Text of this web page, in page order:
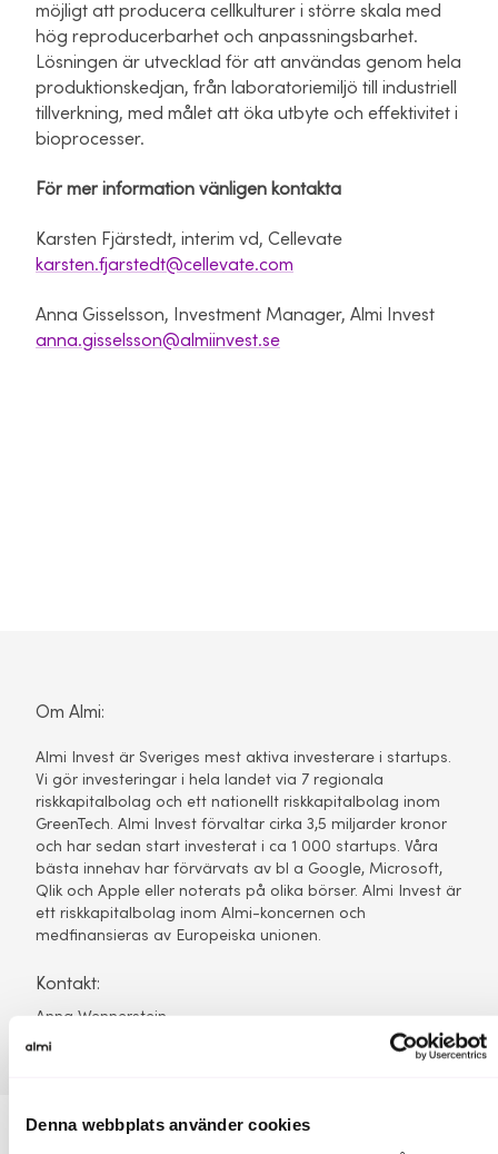
Denna webbplats använder cookies
möjligt att producera cellkulturer i större skala med
hög reproducerbarhet och anpassningsbarhet.
Lösningen är utvecklad för att användas genom hela
produktionskedjan, från laboratoriemiljö till industriell
tillverkning, med målet att öka utbyte och effektivitet i
bioprocesser.
För mer information vänligen kontakta
Karsten Fjärstedt, interim vd, Cellevate
karsten.fjarstedt@cellevate.com
Anna Gisselsson, Investment Manager, Almi Invest
anna.gisselsson@almiinvest.se
Om Almi:
Almi Invest är Sveriges mest aktiva investerare i startups.
Vi gör investeringar i hela landet via 7 regionala
riskkapitalbolag och ett nationellt riskkapitalbolag inom
GreenTech. Almi Invest förvaltar cirka 3,5 miljarder kronor
och har sedan start investerat i ca 1 000 startups. Våra
bästa innehav har förvärvats av bl a Google, Microsoft,
Qlik och Apple eller noterats på olika börser. Almi Invest är
ett riskkapitalbolag inom Almi-koncernen och
medfinansieras av Europeiska unionen.
Kontakt:
Anna Wennerstein